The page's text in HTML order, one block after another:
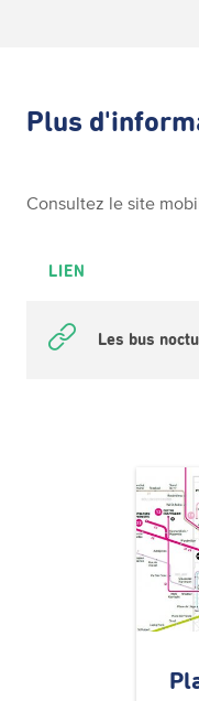
Plus
Consultez le site
LIEN
Les bus